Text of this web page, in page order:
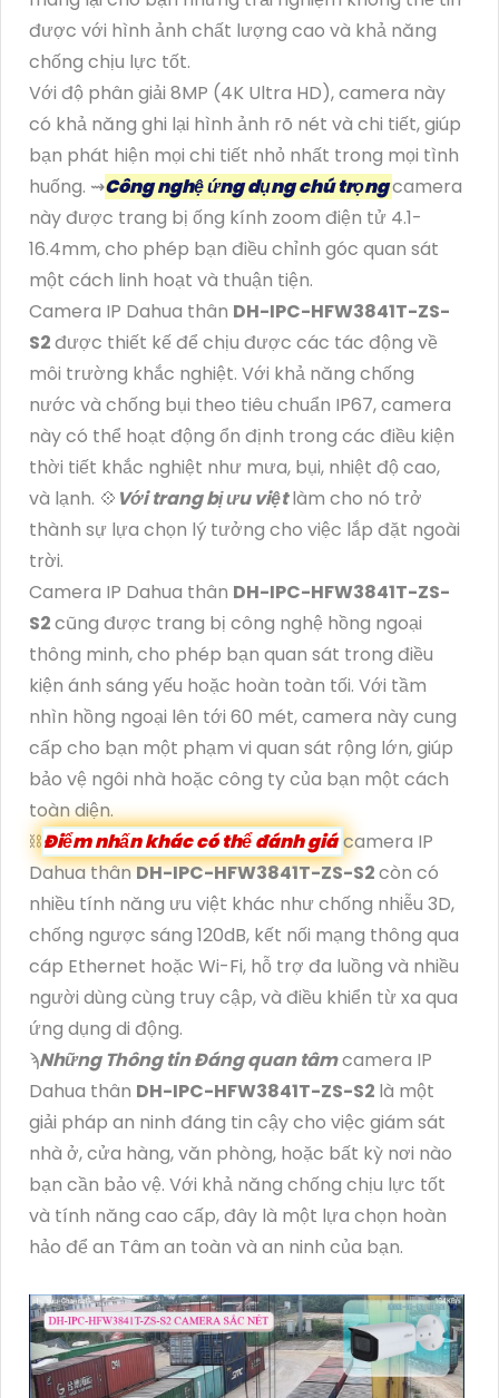
được với hình ảnh chất lượng cao và khả năng
chống chịu lực tốt.
Với độ phân giải 8MP (4K Ultra HD), camera này
có khả năng ghi lại hình ảnh rõ nét và chi tiết, giúp
bạn phát hiện mọi chi tiết nhỏ nhất trong mọi tình
huống. ⇝Công nghệ ứng dụng chú trọngcamera
này được trang bị ống kính zoom điện tử 4.1-
16.4mm, cho phép bạn điều chỉnh góc quan sát
một cách linh hoạt và thuận tiện.
Camera IP Dahua thân DH-IPC-HFW3841T-ZS-
S2được thiết kế để chịu được các tác động về
môi trường khắc nghiệt. Với khả năng chống
nước và chống bụi theo tiêu chuẩn IP67, camera
này có thể hoạt động ổn định trong các điều kiện
thời tiết khắc nghiệt như mưa, bụi, nhiệt độ cao,
và lạnh. 💠 Với trang bị ưu việtlàm cho nó trở
thành sự lựa chọn lý tưởng cho việc lắp đặt ngoài
trời.
Camera IP Dahua thân DH-IPC-HFW3841T-ZS-
S2cũng được trang bị công nghệ hồng ngoại
thông minh, cho phép bạn quan sát trong điều
kiện ánh sáng yếu hoặc hoàn toàn tối. Với tầm
nhìn hồng ngoại lên tới 60 mét, camera này cung
cấp cho bạn một phạm vi quan sát rộng lớn, giúp
bảo vệ ngôi nhà hoặc công ty của bạn một cách
toàn diện.
⛓Điểm nhấn khác có thể đánh giácamera IP
Dahua thânDH-IPC-HFW3841T-ZS-S2còn có
nhiều tính năng ưu việt khác như chống nhiễu 3D,
chống ngược sáng 120dB, kết nối mạng thông qua
cáp Ethernet hoặc Wi-Fi, hỗ trợ đa luồng và nhiều
người dùng cùng truy cập, và điều khiển từ xa qua
ứng dụng di động.
ϡNhững Thông tin Đáng quan tâmcamera IP
Dahua thân DH-IPC-HFW3841T-ZS-S2 là một
giải pháp an ninh đáng tin cậy cho việc giám sát
nhà ở, cửa hàng, văn phòng, hoặc bất kỳ nơi nào
bạn cần bảo vệ. Với khả năng chống chịu lực tốt
và tính năng cao cấp, đây là một lựa chọn hoàn
hảo để an Tâm an toàn và an ninh của bạn.